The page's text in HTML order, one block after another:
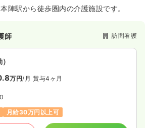
陣駅から徒歩圏内の介護施設です。
師 訪問看護
万円/月 賞与4ヶ月
月給30万円以上可